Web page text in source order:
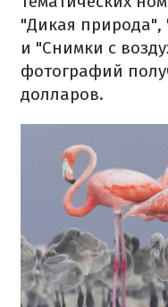
"Дикая
и "Снимки с
фотографий
долларов.